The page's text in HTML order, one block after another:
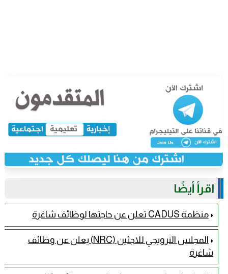
اقرأ أيضًا
منظمة CADUS تعلن عن حاجتها لوظائف شاغرة
المجلس النرويجي للاجئين (NRC) يعلن عن وظائف
شاغرة